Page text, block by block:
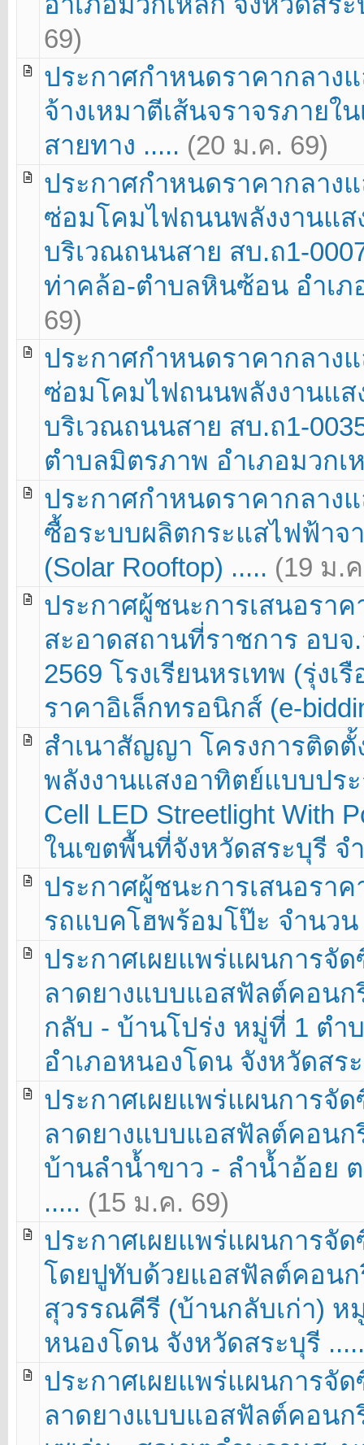
69)
ประกาศกำหนดราคากลาง
จ้างเหมาตีเส้นจราจรภาย
สายทาง ..... (20 ม.ค. 69)
ประกาศกำหนดราคากลาง
ซ่อมโคมไฟถนนพลังงานแส
บริเวณถนนสาย สบ.ถ1-
ท่าคล้อ-ตำบลหินซ้อน อำเภ
69)
ประกาศกำหนดราคากลาง
ซ่อมโคมไฟถนนพลังงานแส
บริเวณถนนสาย สบ.ถ1-
ตำบลมิตรภาพ อำเภอมวกเ
ประกาศกำหนดราคากลาง
ซื้อระบบผลิตกระแสไฟฟ้าจ
(Solar Rooftop) ..... (19 ม.
ประกาศผู้ชนะการเสนอรา
สะอาดสถานที่ราชการ อบ
2569 โรงเรียนหรเทพ (รุ่ง
ราคาอิเล็กทรอนิกส์ (e-
สำเนาสัญญา โครงการติด
พลังงานแสงอาทิตย์แบบปร
Cell LED Streetlight With
ในเขตพื้นที่จังหวัดสระบุรี จ
ประกาศผู้ชนะการเสนอรา
รถแบคโฮพร้อมโป๊ะ จำนว
ประกาศเผยแพร่แผนการจั
ลาดยางแบบแอสฟัลต์คอนก
กลับ - บ้านโปร่ง หมู่ที่ 1 ตำ
อำเภอหนองโดน จังหวัดสร
ประกาศเผยแพร่แผนการจั
ลาดยางแบบแอสฟัลต์คอนก
บ้านลำน้ำขาว - ลำน้ำอ้อย
..... (15 ม.ค. 69)
ประกาศเผยแพร่แผนการจั
โดยปูทับด้วยแอสฟัลต์คอนก
สุวรรณคีรี (บ้านกลับเก่า) ห
หนองโดน จังหวัดสระบุรี
ประกาศเผยแพร่แผนการจั
ลาดยางแบบแอสฟัลต์คอนก